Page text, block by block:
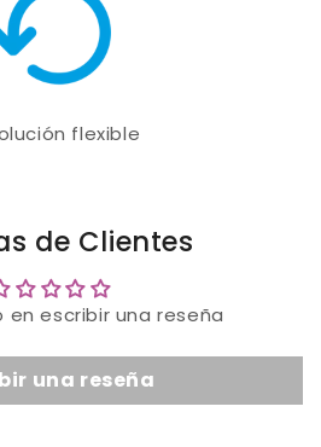
flexible
de Clientes
en escribir una reseña
una reseña